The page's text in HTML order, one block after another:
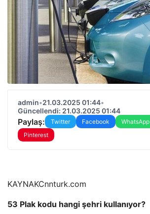
admin•21.03.2025 01:44•
Güncellendi: 21.03.2025 01:44
Paylaş: Twitter Facebook WhatsApp
Pinterest
KAYNAKCnnturk.com
53 Plak kodu hangi şehri kullanıyor?